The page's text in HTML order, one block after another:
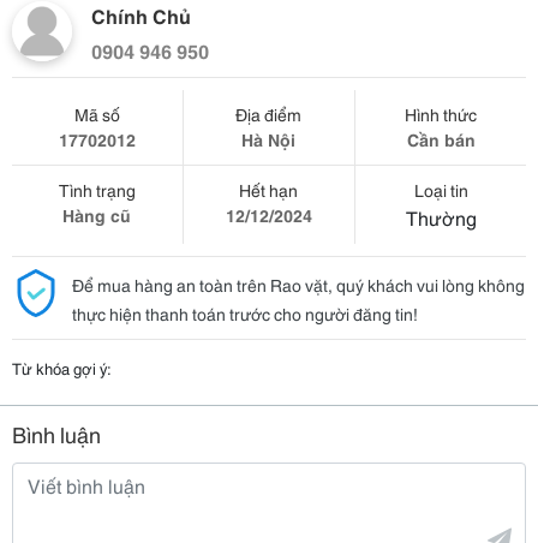
Chính Chủ
0904 946 950
Mã số
17702012
Địa điểm
Hà Nội
Hình thức
Cần bán
Tình trạng
Hàng cũ
Hết hạn
12/12/2024
Loại tin
Thường
Để mua hàng an toàn trên Rao vặt, quý khách vui lòng không
thực hiện thanh toán trước cho người đăng tin!
Từ khóa gợi ý:
Bình luận